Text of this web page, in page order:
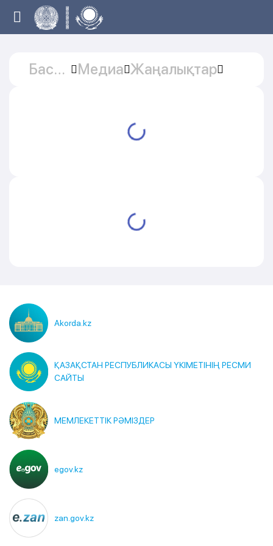
Басты
Медиа Жаңалықтар
Akorda.kz
ҚАЗАҚСТАН РЕСПУБЛИКАСЫ ҮКІМЕТІНІҢ РЕСМИ
САЙТЫ
МЕМЛЕКЕТТІК РӘМІЗДЕР
egov.kz
zan.gov.kz